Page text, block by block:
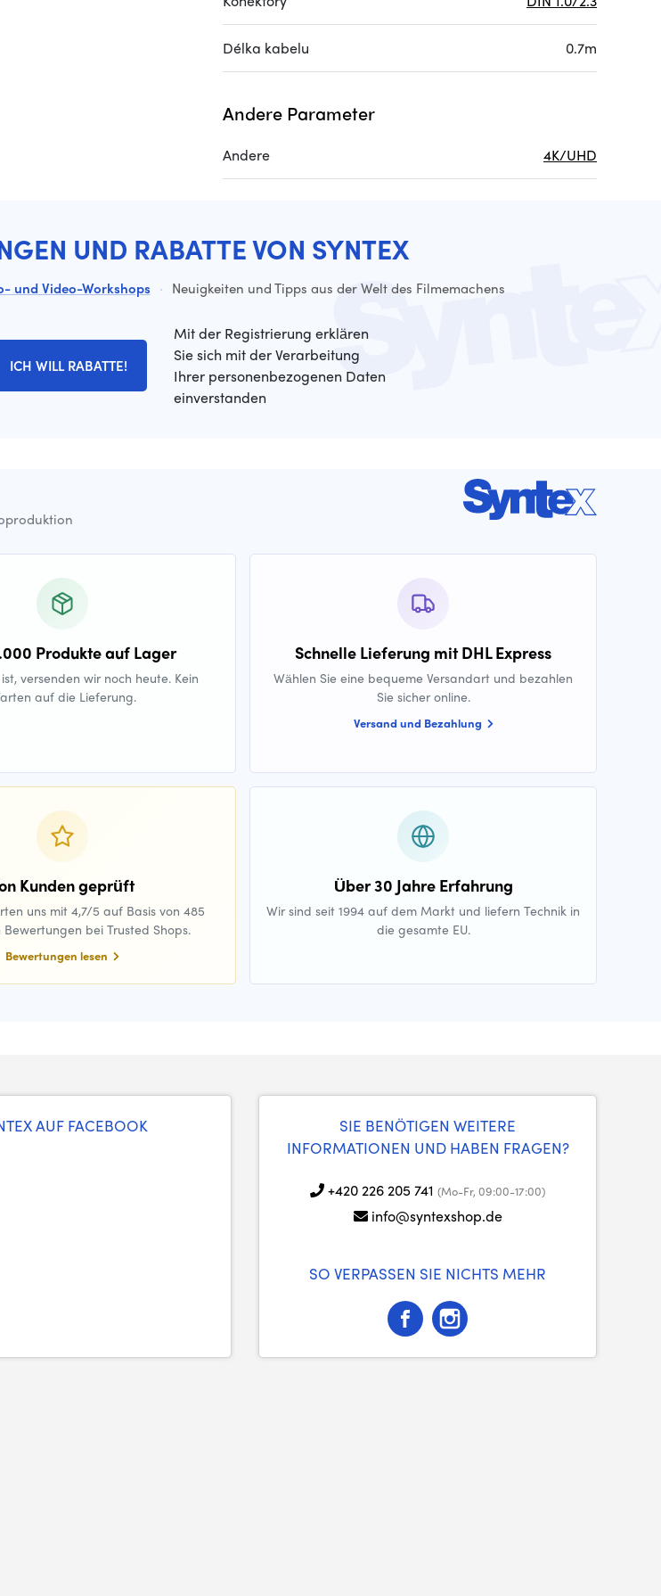
Délka kabelu 0.7m
Andere Parameter
Andere 4K/UHD
UND RABATTE VON SYNTEX
und Video-Workshops · Neuigkeiten und Tipps aus der Welt des Filmemachens
ICH WILL RABATTE!
Mit der Registrierung erklären
Sie sich mit der Verarbeitung
Ihrer personenbezogenen Daten
einverstanden
Produkte auf Lager
versenden wir noch heute. Kein
auf die Lieferung.
Schnelle Lieferung mit DHL Express
Wählen Sie eine bequeme Versandart und bezahlen
Sie sicher online.
Versand und Bezahlung
Kunden geprüft
uns mit 4,7/5 auf Basis von 485
bei Trusted Shops.
Bewertungen lesen
Über 30 Jahre Erfahrung
Wir sind seit 1994 auf dem Markt und liefern Technik in
die gesamte EU.
AUF FACEBOOK
SIE BENÖTIGEN WEITERE
INFORMATIONEN UND HABEN FRAGEN?
+420 226 205 741 (Mo-Fr, 09:00-17:00)
info@syntexshop.de
SO VERPASSEN SIE NICHTS MEHR